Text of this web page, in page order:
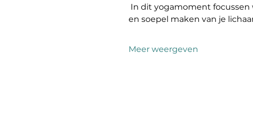
In dit yogamoment
en soepel maken van je
Meer weergeven